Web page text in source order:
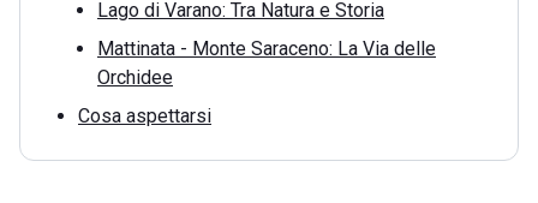
Lago di Varano: Tra Natura e Storia
Mattinata - Monte Saraceno: La Via delle
Orchidee
Cosa aspettarsi